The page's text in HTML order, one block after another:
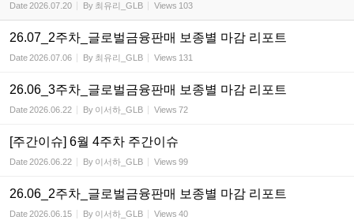
Date2026.07.20 By 최유리_GLB Views 103
26.07_2주차_글로벌금융판매 보종별 마감 리포트
Date2026.07.06 By 최유리_GLB Views 131
26.06_3주차_글로벌금융판매 보종별 마감 리포트
Date2026.06.22 By 이서하_GLB Views 72
[주간이슈] 6월 4주차 주간이슈
Date2026.06.22 By 이서하_GLB Views 99
26.06_2주차_글로벌금융판매 보종별 마감 리포트
Date2026.06.15 By 이서하_GLB Views 40
Sketchbook5, 스케치북5